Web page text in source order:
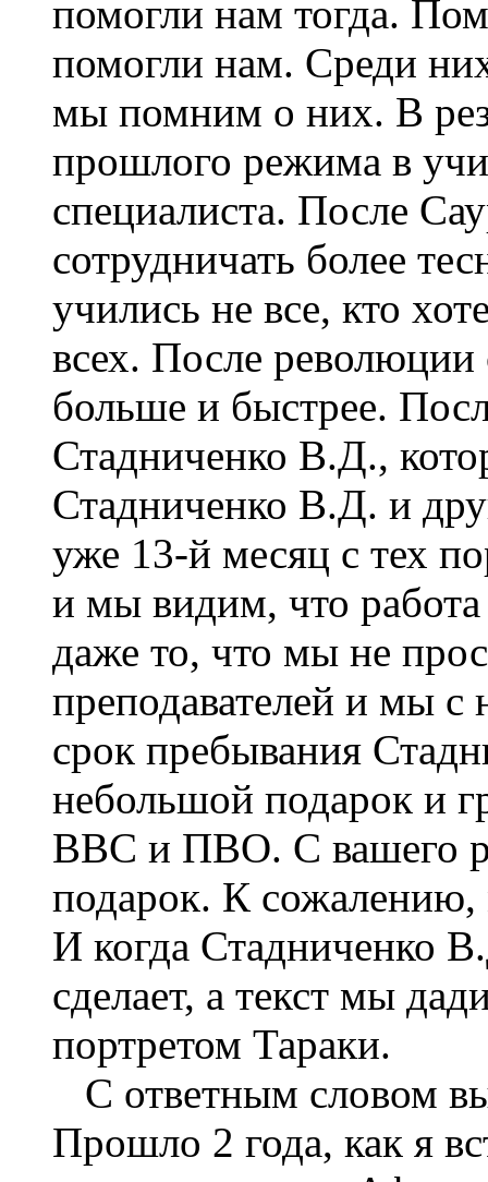
помогли нам тогда.
помогли нам. Среди
мы помним о них. В
прошлого режима в
специалиста. После
сотрудничать более
учились не все, кто
всех. После революции
больше и быстрее.
Стадниченко В.Д.,
Стадниченко В.Д. и
уже 13-й месяц с тех
и мы видим, что
даже то, что мы не
преподавателей и мы с
срок пребывания
небольшой подарок и
ВВС и ПВО. С вашего
подарок. К сожалению,
И когда Стадниченко
сделает, а текст мы
портретом Тараки.
С ответным словом
Прошло 2 года, как я